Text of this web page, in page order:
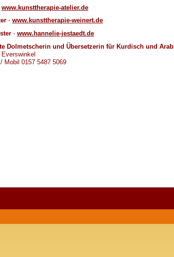
www.kunsttherapie-atelier.de
- www.kunsttherapie-weinert.de
- www.hannelie-jestaedt.de
Dolmetscherin und Übersetzerin für Kurdisch und
/ Mobil 0157 5487 5069